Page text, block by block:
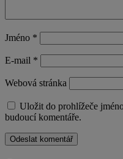
Jméno *
E-mail *
Webová stránka
Uložit do prohlížeče
budoucí komentáře.